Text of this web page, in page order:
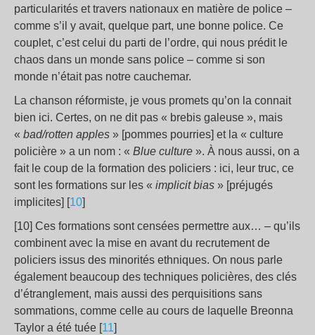
particularités et travers nationaux en matière de police –
comme s’il y avait, quelque part, une bonne police. Ce
couplet, c’est celui du parti de l’ordre, qui nous prédit le
chaos dans un monde sans police – comme si son
monde n’était pas notre cauchemar.
La chanson réformiste, je vous promets qu’on la connait
bien ici. Certes, on ne dit pas « brebis galeuse », mais
« bad/rotten apples » [pommes pourries] et la « culture
policière » a un nom : « Blue culture ». À nous aussi, on a
fait le coup de la formation des policiers : ici, leur truc, ce
sont les formations sur les « implicit bias » [préjugés
implicites] [10]
[10] Ces formations sont censées permettre aux… – qu’ils
combinent avec la mise en avant du recrutement de
policiers issus des minorités ethniques. On nous parle
également beaucoup des techniques policières, des clés
d’étranglement, mais aussi des perquisitions sans
sommations, comme celle au cours de laquelle Breonna
Taylor a été tuée [11]